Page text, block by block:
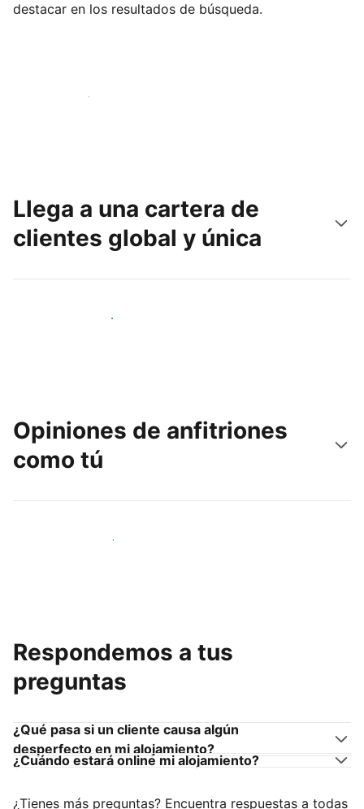
destacar en los resultados de búsqueda.
Empieza hoy mismo
Llega a una cartera de
clientes global y única
Llega a nuevos clientes hoy
Opiniones de anfitriones
como tú
Únete a anfitriones como tú
Respondemos a tus
preguntas
¿Qué pasa si un cliente causa algún
desperfecto en mi alojamiento?
¿Cuándo estará online mi alojamiento?
¿Tienes más preguntas? Encuentra respuestas a todas